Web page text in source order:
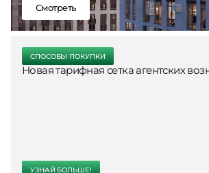
Смотреть
СПОСОБЫ ПОКУПКИ
Новая тарифная сетка агентских
УЗНАЙ БОЛЬШЕ!